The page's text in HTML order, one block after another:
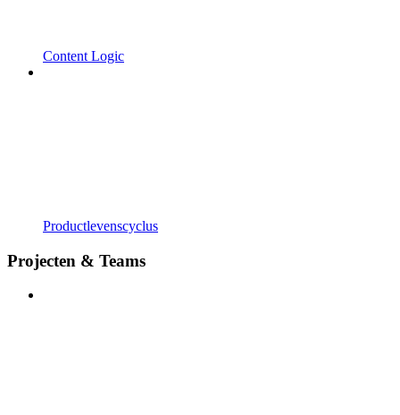
Content Logic
Productlevenscyclus
Projecten & Teams